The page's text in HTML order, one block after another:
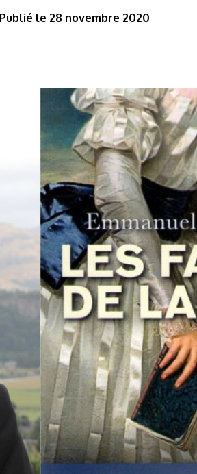
Publié le 28 novembre 2020